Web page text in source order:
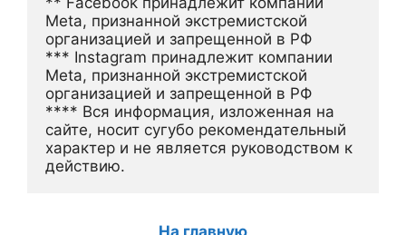
Meta, признанной экстремистской
организацией и запрещенной в РФ
*** Instagram принадлежит компании
Meta, признанной экстремистской
организацией и запрещенной в РФ
**** Вся информация, изложенная на
сайте, носит сугубо рекомендательный
характер и не является руководством к
действию.
На главную